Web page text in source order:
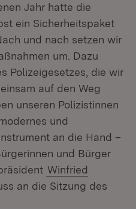
Jahr hatte die
ein Sicherheitspaket
und nach setzen wir
um. Dazu
Polizeigesetzes, die wir
auf den Weg
unseren Polizistinnen
und
an die Hand –
und Bürger
Winfried
an die Sitzung des